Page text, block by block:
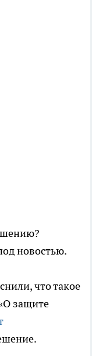
новостью.
что такое
защите